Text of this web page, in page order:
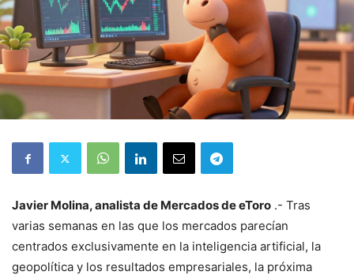
Javier Molina, analista de Mercados de eToro .- Tras
varias semanas en las que los mercados parecían
centrados exclusivamente en la inteligencia artificial, la
geopolítica y los resultados empresariales, la próxima